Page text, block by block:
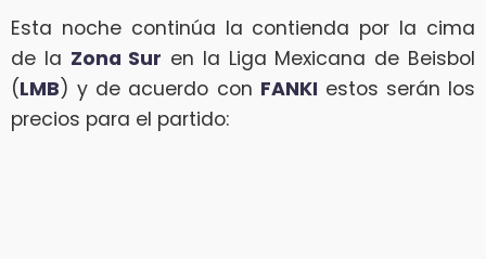
Esta noche continúa la contienda por la cima
de la Zona Sur en la Liga Mexicana de Beisbol
(LMB) y de acuerdo con FANKI estos serán los
precios para el partido: